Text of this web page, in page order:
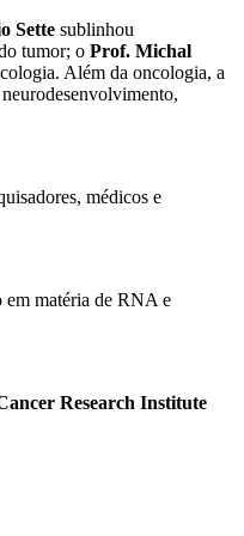
Sette sublinhou
tumor; o Prof. Michal
Além da oncologia, a
médicos e
em matéria de RNA e
Research Institute